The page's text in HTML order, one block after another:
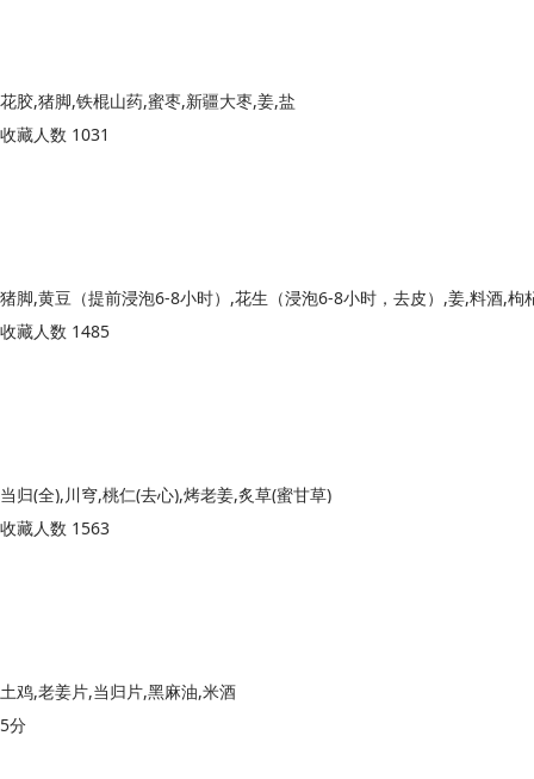
花胶,猪脚,铁棍山药,蜜枣,新疆大枣,姜,盐
收藏人数 1031
收藏人数 1485
当归(全),川穹,桃仁(去心),烤老姜,炙草(蜜甘草)
收藏人数 1563
土鸡,老姜片,当归片,黑麻油,米酒
5分